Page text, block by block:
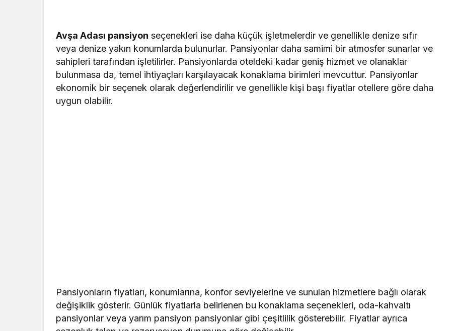
Avşa Adası pansiyon seçenekleri ise daha küçük işletmelerdir ve genellikle denize sıfır
veya denize yakın konumlarda bulunurlar. Pansiyonlar daha samimi bir atmosfer sunarlar ve
sahipleri tarafından işletilirler. Pansiyonlarda oteldeki kadar geniş hizmet ve olanaklar
bulunmasa da, temel ihtiyaçları karşılayacak konaklama birimleri mevcuttur. Pansiyonlar
ekonomik bir seçenek olarak değerlendirilir ve genellikle kişi başı fiyatlar otellere göre daha
uygun olabilir.
Pansiyonların fiyatları, konumlarına, konfor seviyelerine ve sunulan hizmetlere bağlı olarak
değişiklik gösterir. Günlük fiyatlarla belirlenen bu konaklama seçenekleri, oda-kahvaltı
pansiyonlar veya yarım pansiyon pansiyonlar gibi çeşitlilik gösterebilir. Fiyatlar ayrıca